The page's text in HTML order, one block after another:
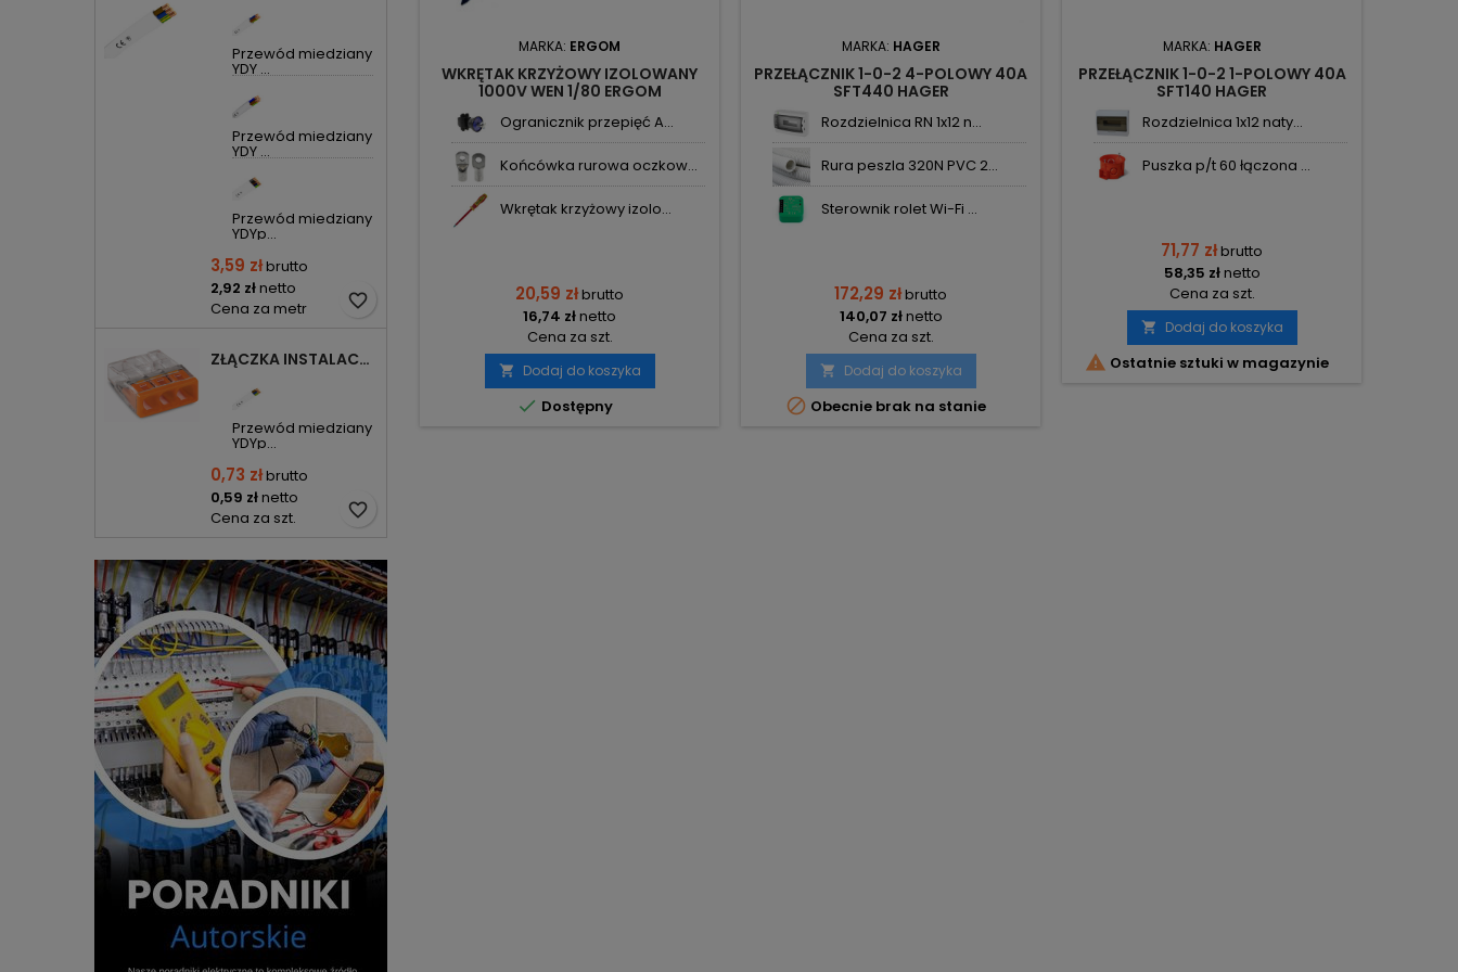
Przewód miedziany
YDY ...
Przewód miedziany
YDY ...
Przewód miedziany
YDYp...
3,59 złbrutto
2,92 złnetto
Cena za metr
favorite_border
ZŁĄCZKA INSTALACYJNA 3X COMPACT POMARAŃCZOWA 2273-203 WAGO
Przewód miedziany
YDYp...
0,73 złbrutto
0,59 złnetto
Cena za szt.
favorite_border
MARKA: ERGOM
WKRĘTAK KRZYŻOWY IZOLOWANY
1000V WEN 1/80 ERGOM
Ogranicznik przepięć A...
Końcówka rurowa oczkow...
Wkrętak krzyżowy izolo...
20,59 złbrutto
16,74 złnetto
Cena za szt.
 Dodaj do koszyka
 Dostępny
MARKA: HAGER
PRZEŁĄCZNIK 1-0-2 4-POLOWY 40A
SFT440 HAGER
Rozdzielnica RN 1x12 n...
Rura peszla 320N PVC 2...
Sterownik rolet Wi-Fi ...
172,29 złbrutto
140,07 złnetto
Cena za szt.
 Dodaj do koszyka
 Obecnie brak na stanie
MARKA: HAGER
PRZEŁĄCZNIK 1-0-2 1-POLOWY 40A
SFT140 HAGER
Rozdzielnica 1x12 naty...
Puszka p/t 60 łączona ...
71,77 złbrutto
58,35 złnetto
Cena za szt.
 Dodaj do koszyka
 Ostatnie sztuki w magazynie